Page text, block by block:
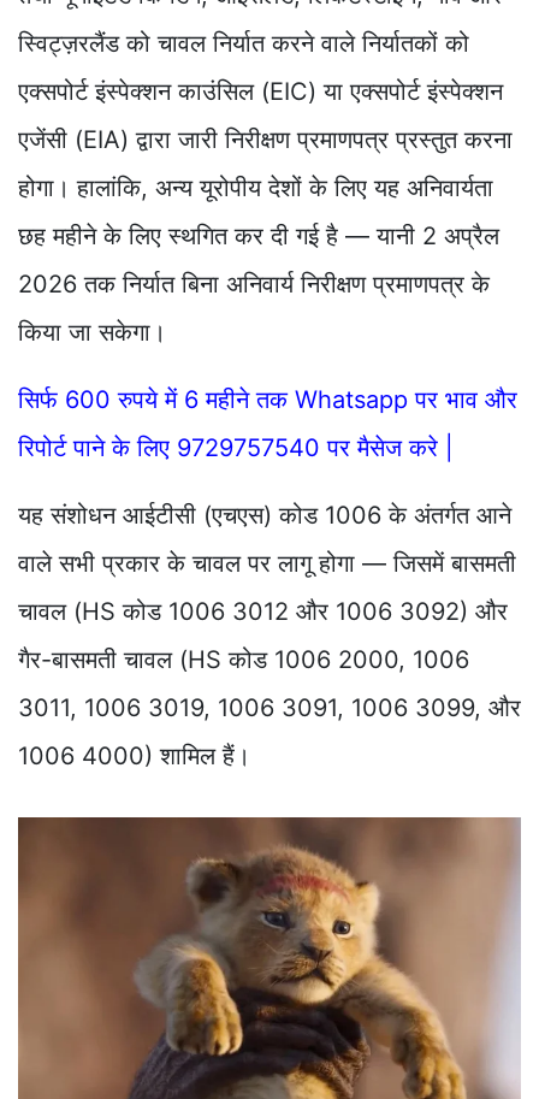
स्विट्ज़रलैंड को चावल निर्यात करने वाले निर्यातकों को
एक्सपोर्ट इंस्पेक्शन काउंसिल (EIC) या एक्सपोर्ट इंस्पेक्शन
एजेंसी (EIA) द्वारा जारी निरीक्षण प्रमाणपत्र प्रस्तुत करना
होगा। हालांकि, अन्य यूरोपीय देशों के लिए यह अनिवार्यता
छह महीने के लिए स्थगित कर दी गई है — यानी 2 अप्रैल
2026 तक निर्यात बिना अनिवार्य निरीक्षण प्रमाणपत्र के
किया जा सकेगा।
सिर्फ 600 रुपये में 6 महीने तक Whatsapp पर भाव और
रिपोर्ट पाने के लिए 9729757540 पर मैसेज करे |
यह संशोधन आईटीसी (एचएस) कोड 1006 के अंतर्गत आने
वाले सभी प्रकार के चावल पर लागू होगा — जिसमें बासमती
चावल (HS कोड 1006 3012 और 1006 3092) और
गैर-बासमती चावल (HS कोड 1006 2000, 1006
3011, 1006 3019, 1006 3091, 1006 3099, और
1006 4000) शामिल हैं।